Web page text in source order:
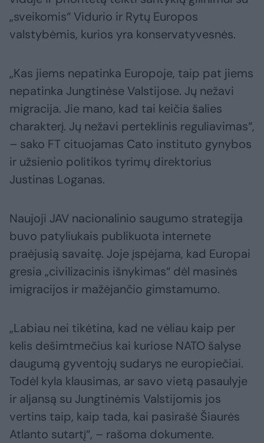
„sveikomis“ Vidurio ir Rytų Europos
valstybėmis, kurios yra konservatyvesnės.
„Kas jiems nepatinka Europoje, taip pat jiems
nepatinka Jungtinėse Valstijose. Jų nežavi
migracija. Jie mano, kad tai keičia šalies
charakterį. Jų nežavi perteklinis reguliavimas“,
– sako FT cituojamas Cato instituto gynybos
ir užsienio politikos tyrimų direktorius
Justinas Loganas.
Naujoji JAV nacionalinio saugumo strategija
buvo patyliukais publikuota internete
praėjusią savaitę. Joje įspėjama, kad Europai
gresia „civilizacinis išnykimas“ dėl masinės
imigracijos ir mažėjančio gimstamumo.
„Labiau nei tikėtina, kad ne vėliau kaip per
kelis dešimtmečius kai kuriose NATO šalyse
daugumą gyventojų sudarys ne europiečiai.
Todėl kyla klausimas, ar savo vietą pasaulyje
ir aljansą su Jungtinėmis Valstijomis jos
vertins taip, kaip tada, kai pasirašė Šiaurės
Atlanto sutartį“, – rašoma dokumente.